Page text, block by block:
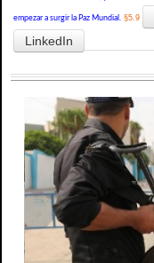
empezar a surgir la Paz Mundial. §5.9
LinkedIn